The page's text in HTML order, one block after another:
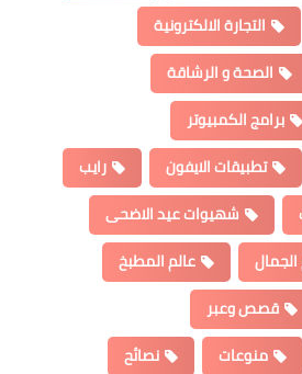
التجارة الالكترونية
الصحة و الرشاقة
برامج الكمبيوتر
تطبيقات الايفون
رايب
شهيوات عيد الاضحى
عالم المطبخ
قصص وعبر
منوعات
نصائح